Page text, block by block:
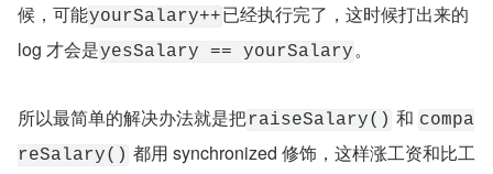
候，可能yourSalary++已经执行完了，这时候打出来的
log 才会是yesSalary == yourSalary。
所以最简单的解决办法就是把raiseSalary() 和 compa
reSalary() 都用 synchronized 修饰，这样涨工资和比工